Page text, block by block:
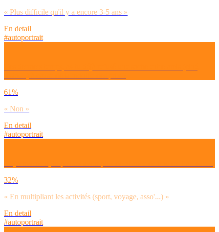
« Plus difficile qu'il y a encore 3-5 ans »
En detail
#autoportrait
61%
« Non »
En detail
#autoportrait
32%
« En multipliant les activités (sport, voyage, asso'...) »
En detail
#autoportrait